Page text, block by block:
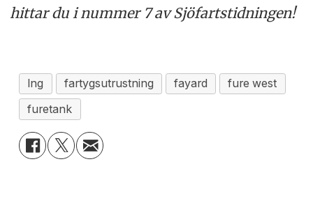
hittar du i nummer 7 av Sjöfartstidningen!
lng fartygsutrustning fayard
fure west
furetank